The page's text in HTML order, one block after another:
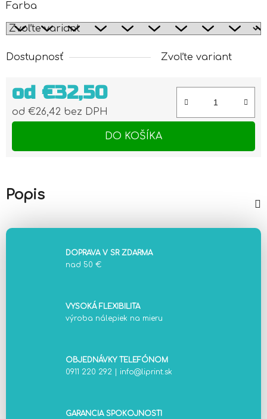
Farba
Dostupnosť Zvoľte variant
od €32,50
od €26,42 bez DPH
DO KOŠÍKA
Popis
DOPRAVA V SR ZDARMA
nad 50 €
VYSOKÁ FLEXIBILITA
výroba nálepiek na mieru
OBJEDNÁVKY TELEFÓNOM
0911 220 292
info@liprint.sk
GARANCIA SPOKOJNOSTI